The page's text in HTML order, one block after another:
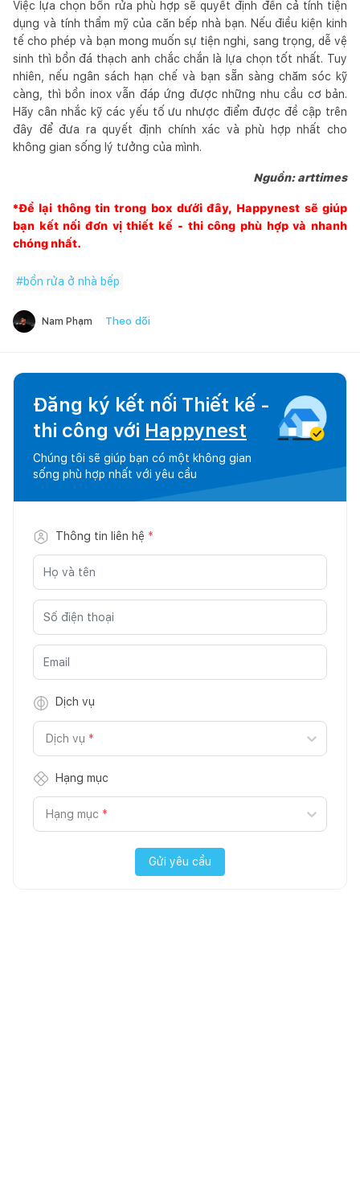
Việc lựa chọn bồn rửa phù hợp sẽ quyết định đến cả tính tiện
dụng và tính thẩm mỹ của căn bếp nhà bạn. Nếu điều kiện kinh
tế cho phép và bạn mong muốn sự tiện nghi, sang trọng, dễ vệ
sinh thì bồn đá thạch anh chắc chắn là lựa chọn tốt nhất. Tuy
nhiên, nếu ngân sách hạn chế và bạn sẵn sàng chăm sóc kỹ
càng, thì bồn inox vẫn đáp ứng được những nhu cầu cơ bản.
Hãy cân nhắc kỹ các yếu tố ưu nhược điểm được đề cập trên
đây để đưa ra quyết định chính xác và phù hợp nhất cho
không gian sống lý tưởng của mình.
Nguồn: arttimes
*Để lại thông tin trong box dưới đây, Happynest sẽ giúp
bạn kết nối đơn vị thiết kế - thi công phù hợp và nhanh
chóng nhất.
#bồn rửa ở nhà bếp
Nam Phạm Theo dõi
Đăng ký kết nối Thiết kế -
thi công với Happynest
Chúng tôi sẽ giúp bạn có một không gian
sống phù hợp nhất với yêu cầu
Thông tin liên hệ *
Dịch vụ
Dịch vụ *
Hạng mục
Hạng mục *
Gửi yêu cầu